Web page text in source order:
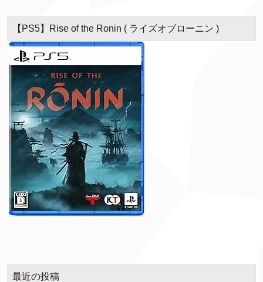
【PS5】Rise of the Ronin ( ライズオブローニン )
最近の投稿